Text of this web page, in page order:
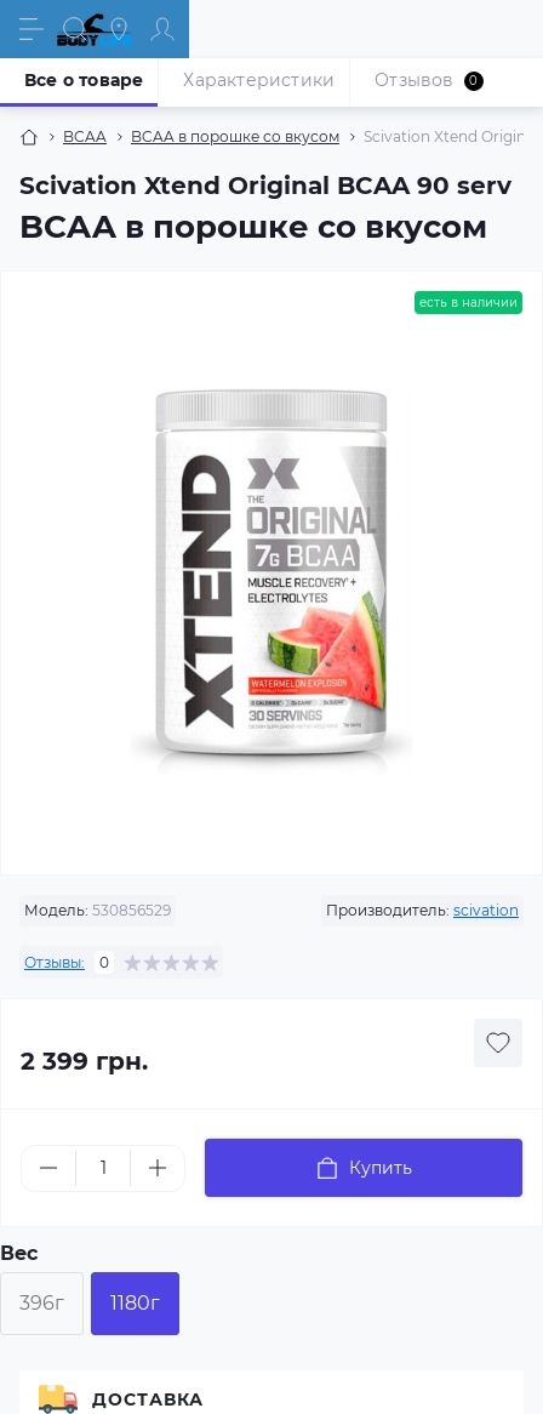
BCAA BCAA в порошке со вкусом Scivation Xtend Original
Scivation Xtend Original BCAA 90 serv
BCAA в порошке со вкусом
Все о товаре Характеристики Отзывов 0
есть в наличии
Модель: 530856529 Производитель: scivation
Отзывы: 0
2 399 грн.
Купить
Вес
396г 1180г
ДОСТАВКА